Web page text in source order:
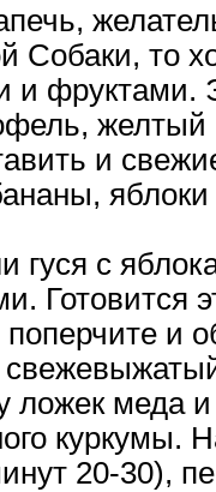
Собаки, то
фруктами.
и
гуся с
и
ложек меда
куркумы.
20-30),